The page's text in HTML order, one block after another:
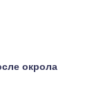
окрола